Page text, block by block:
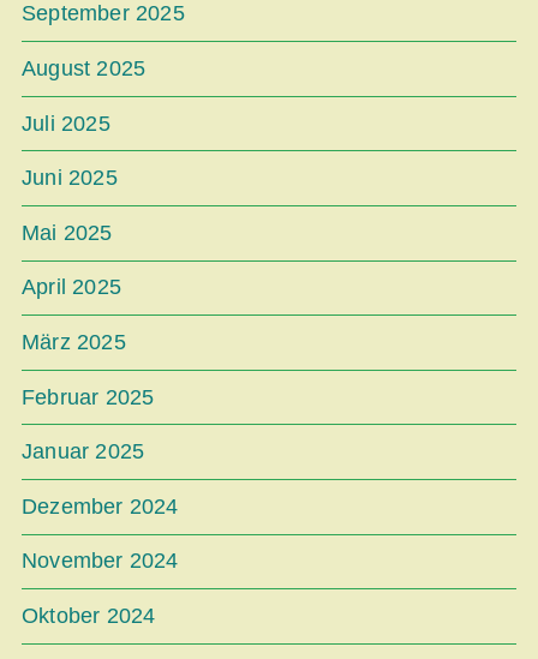
September 2025
August 2025
Juli 2025
Juni 2025
Mai 2025
April 2025
März 2025
Februar 2025
Januar 2025
Dezember 2024
November 2024
Oktober 2024